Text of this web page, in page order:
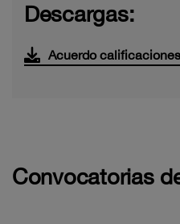
Descargas:
Acuerdo
Convocatorias